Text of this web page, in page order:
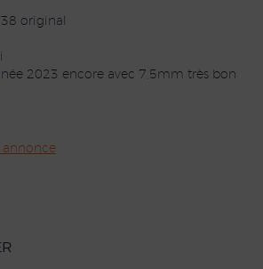
original
2023 encore avec 7,5mm très bon
annonce